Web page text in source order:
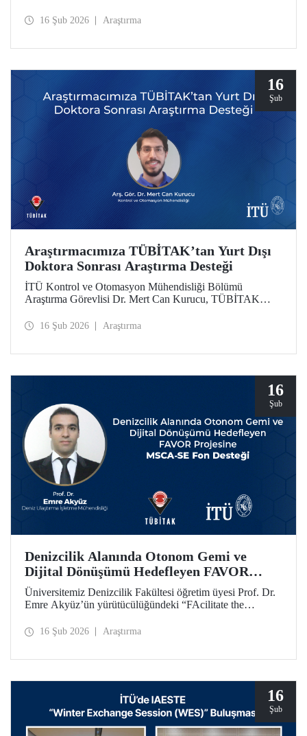
Dinamik Modülasyonu ile Konsept Kanıtı” başlıklı
16 Şub 2026 Araştırma
16
Şub
Araştırmacımıza TÜBİTAK’tan Yurt Dışı
Doktora Sonrası Araştırma Desteği
İTÜ Kontrol ve Otomasyon Mühendisliği Bölümü
Araştırma Görevlisi Dr. Mert Can Kurucu, TÜBİTAK
kapsamında desteklenmeye hak kazandı. Dr. Kurucu,
16 Şub 2026 Araştırma
16
Şub
Denizcilik Alanında Otonom Gemi ve
Dijital Dönüşümü Hedefleyen FAVOR
Projesine MSCA-SE Fon Desteği
Üniversitemiz Denizcilik Fakültesi öğretim üyesi Prof. Dr.
Emre Akyüz’ün yürütücülüğündeki “FAcilitate the
(FAVOR)” başlıklı 1.182.360 avro bütçeli AB HORIZON
16 Şub 2026 Araştırma
16
Şub